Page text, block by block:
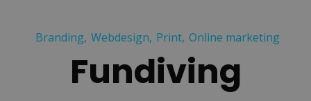
Branding Webdesign Print Online marketing
Fundiving